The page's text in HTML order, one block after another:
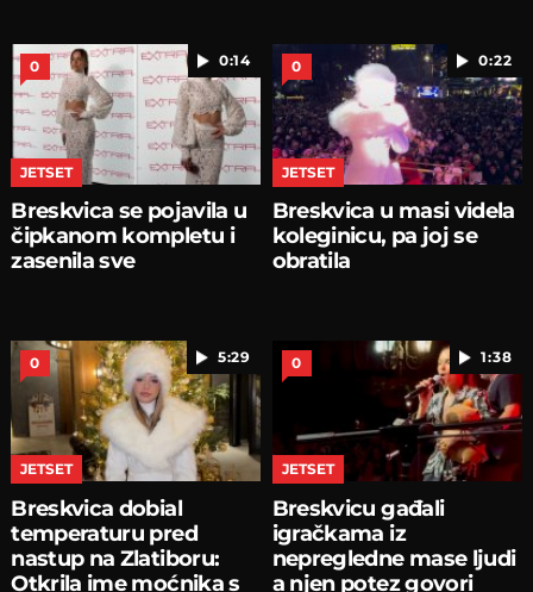
0:14
0
JETSET
Breskvica se pojavila u
čipkanom kompletu i
zasenila sve
0:22
0
JETSET
Breskvica u masi videla
koleginicu, pa joj se
obratila
5:29
0
JETSET
Breskvica dobial
temperaturu pred
nastup na Zlatiboru:
Otkrila ime moćnika s
1:38
0
JETSET
Breskvicu gađali
igračkama iz
nepregledne mase ljudi
a njen potez govori